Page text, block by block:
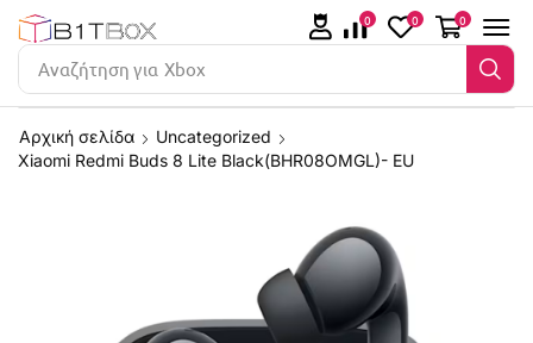
Αναζήτηση για Xbox
0 0 0
Αρχική σελίδα
Uncategorized
Xiaomi Redmi Buds 8 Lite Black(BHR08OMGL)- EU